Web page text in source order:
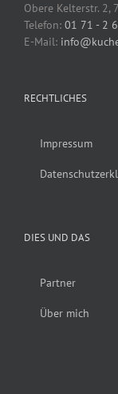
Obere Kelterstr. 2,
Telefon: 01 71 - 2
E-Mail:
RECHTLICHES
Impressum
DIES UND DAS
Partner
Über mich